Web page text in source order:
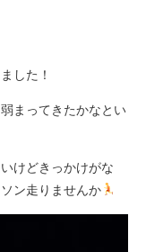
した！
まってきたかなとい
けどきっかけがな
ン走りませんか